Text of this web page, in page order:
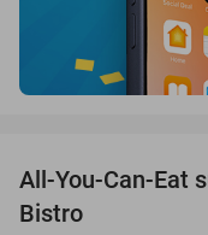
All-You-Can-Eat
Bistro